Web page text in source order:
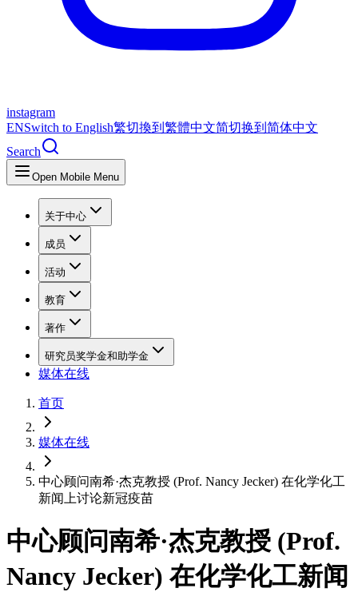
instagram
ENSwitch to English繁切換到繁體中文简切换到简体中文
Search
Open Mobile Menu
关于中心
成员
活动
教育
著作
研究员奖学金和助学金
媒体在线
首页
媒体在线
中心顾问南希·杰克教授 (Prof. Nancy Jecker) 在化学化工
新闻上讨论新冠疫苗
中心顾问南希·杰克教授 (Prof.
Nancy Jecker) 在化学化工新闻